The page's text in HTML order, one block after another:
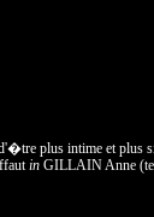
plus intime et
in GILLAIN Anne